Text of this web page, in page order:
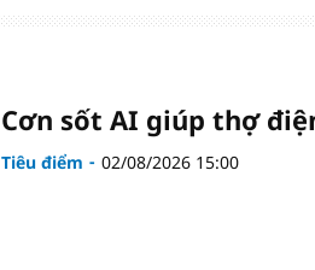
Cơn sốt AI giúp thợ
Tiêu điểm 02/08/2026 15:00